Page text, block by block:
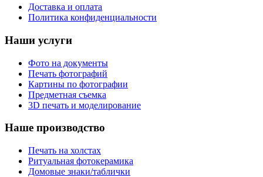
Доставка и оплата
Политика конфиденциальности
Наши услуги
Фото на документы
Печать фотографий
Картины по фотографии
Предметная съемка
3D печать и моделирование
Наше производство
Печать на холстах
Ритуальная фотокерамика
Домовые знаки/таблички